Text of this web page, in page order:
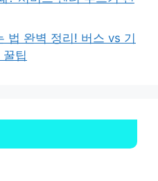
법 완벽 정리! 버스 vs 기
팁